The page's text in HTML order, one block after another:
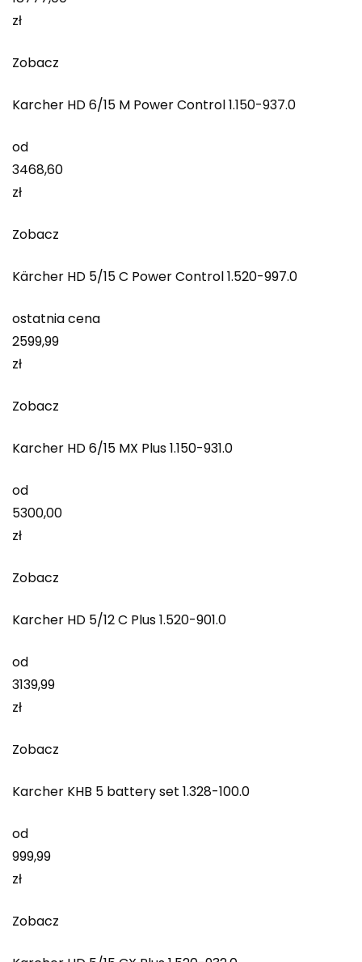
zł
Zobacz
Karcher HD 6/15 M Power Control 1.150-937.0
od
3468,60
zł
Zobacz
Kärcher HD 5/15 C Power Control 1.520-997.0
ostatnia cena
2599,99
zł
Zobacz
Karcher HD 6/15 MX Plus 1.150-931.0
od
5300,00
zł
Zobacz
Karcher HD 5/12 C Plus 1.520-901.0
od
3139,99
zł
Zobacz
Karcher KHB 5 battery set 1.328-100.0
od
999,99
zł
Zobacz